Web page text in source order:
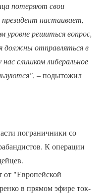
потеряют свои
настаивает,
уровне решиться вопрос,
должны отправляться в
слишком либеральное
, – подытожил
пограничники со
К операции
от "Европейской
в прямом эфире ток-